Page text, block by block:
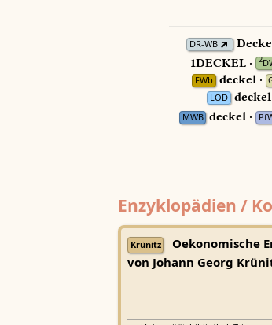
DR-WB
1DECKEL · 2
FWb deckel ·
LOD deckel
MWB deckel ·
Enzyklopädien /
Krünitz
Oekonomische
von Johann Georg